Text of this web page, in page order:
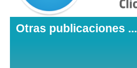
Otras publicaciones ...